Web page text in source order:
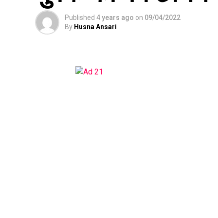
Published 4 years ago on 09/04/2022
By Husna Ansari